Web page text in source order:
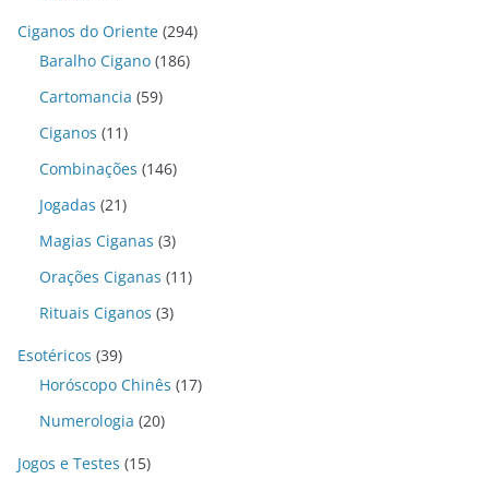
Ciganos do Oriente (294)
Baralho Cigano (186)
Cartomancia (59)
Ciganos (11)
Combinações (146)
Jogadas (21)
Magias Ciganas (3)
Orações Ciganas (11)
Rituais Ciganos (3)
Esotéricos (39)
Horóscopo Chinês (17)
Numerologia (20)
Jogos e Testes (15)